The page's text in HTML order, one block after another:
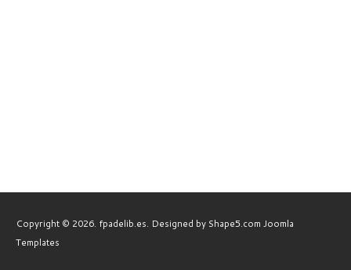
Copyright © 2026. fpadelib.es. Designed by Shape5.com Joomla
Templates